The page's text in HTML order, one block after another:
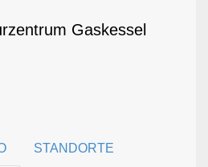
Gaskessel
STANDORTE